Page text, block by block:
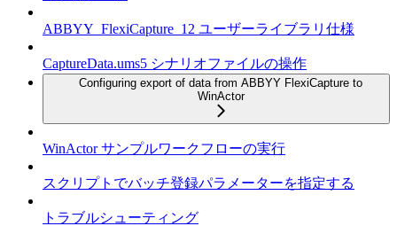
ABBYY_FlexiCapture_12 ユーザーライブラリ仕様
CaptureData.ums5 シナリオファイルの操作
Configuring export of data from ABBYY FlexiCapture to
WinActor
WinActor サンプルワークフローの実行
スクリプトでバッチ登録パラメーターを指定する
トラブルシューティング